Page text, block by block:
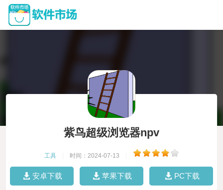
紫鸟超级浏览器npv
工具 时间：2024-07-13
安卓下载 苹果下载 PC下载